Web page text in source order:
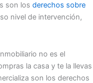
son los derechos sobre
nivel de intervención,
no es el
la casa y te la llevas
son los derechos